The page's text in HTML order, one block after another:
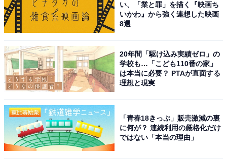
い、「業と罪」を描く『映画ち
いかわ』から強く連想した映画
8選
20年間「駆け込み実績ゼロ」の
学校も…「こども110番の家」
は本当に必要？ PTAが直面する
理想と現実
「青春18きっぷ」販売激減の裏
に何が？ 連続利用の厳格化だけ
ではない「本当の理由」